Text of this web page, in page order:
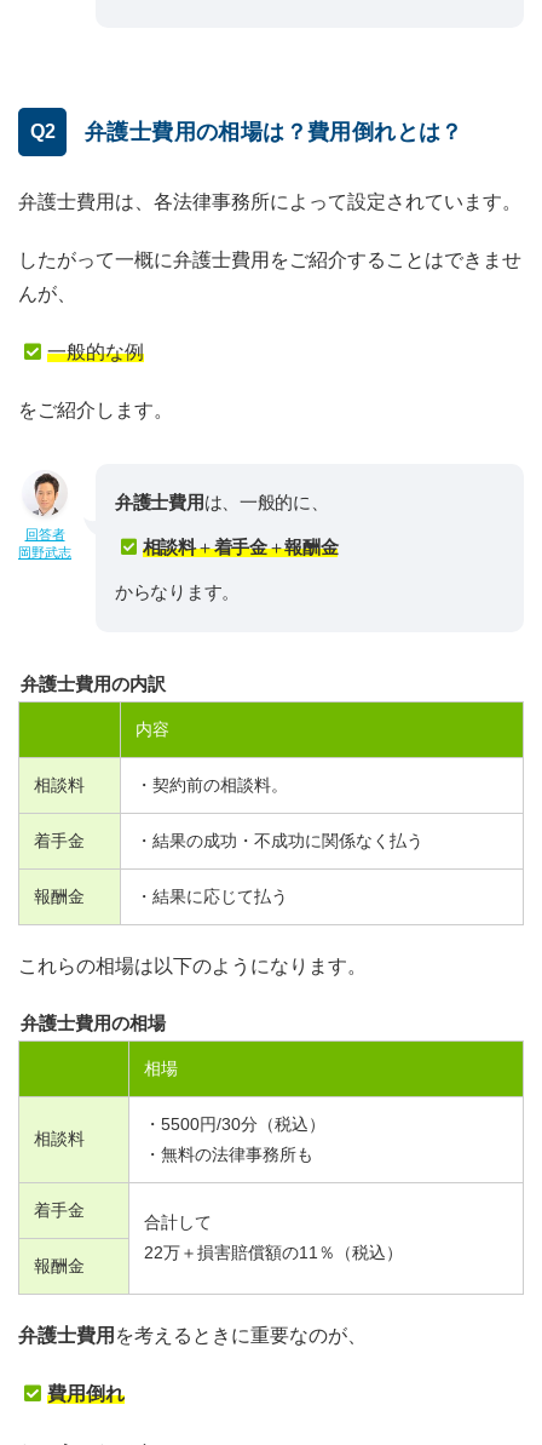
Q2 弁護士費用の相場は？費用倒れとは？
弁護士費用は、各法律事務所によって設定されています。
したがって一概に弁護士費用をご紹介することはできませ
んが、
一般的な例
をご紹介します。
回答者
岡野武志
弁護士費用は、一般的に、
相談料＋着手金＋報酬金
からなります。
弁護士費用の内訳
内容
相談料 ・契約前の相談料。
着手金 ・結果の成功・不成功に関係なく払う
報酬金 ・結果に応じて払う
これらの相場は以下のようになります。
弁護士費用の相場
相場
相談料
・ 5500円/30分（税込）
・無料の法律事務所も
着手金
合計して
22万＋損害賠償額の11％（税込）
報酬金
弁護士費用 を考えるときに重要なのが、
費用倒れ